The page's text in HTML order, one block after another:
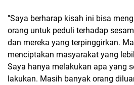
"Saya berharap kisah ini bisa
orang untuk peduli terhadap
dan mereka yang terpinggirkan.
menciptakan masyarakat yang
Saya hanya melakukan apa yang
lakukan. Masih banyak orang